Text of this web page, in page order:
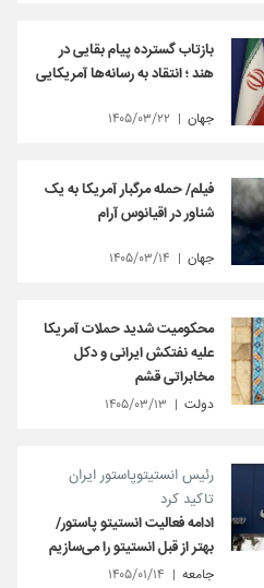
بازتاب گسترده پیام بقایی در
هند ؛ انتقاد به رسانه‌ها آمریکایی
جهان ۱۴۰۵/۰۳/۲۲
فیلم/ حمله مرگبار آمریکا به یک
شناور در اقیانوس آرام
جهان ۱۴۰۵/۰۳/۱۴
محکومیت شدید حملات آمریکا
علیه نفتکش ایرانی و دکل
مخابراتی قشم
دولت ۱۴۰۵/۰۳/۱۳
رئیس انستیتوپاستور ایران
تاکید کرد
ادامه فعالیت انستیتو پاستور/
بهتر از قبل انستیتو را می‌سازیم
جامعه ۱۴۰۵/۰۱/۱۴